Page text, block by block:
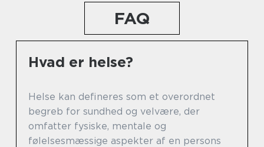
FAQ
Hvad er helse?
Helse kan defineres som et overordnet
begreb for sundhed og velvære, der
omfatter fysiske, mentale og
følelsesmæssige aspekter af en persons